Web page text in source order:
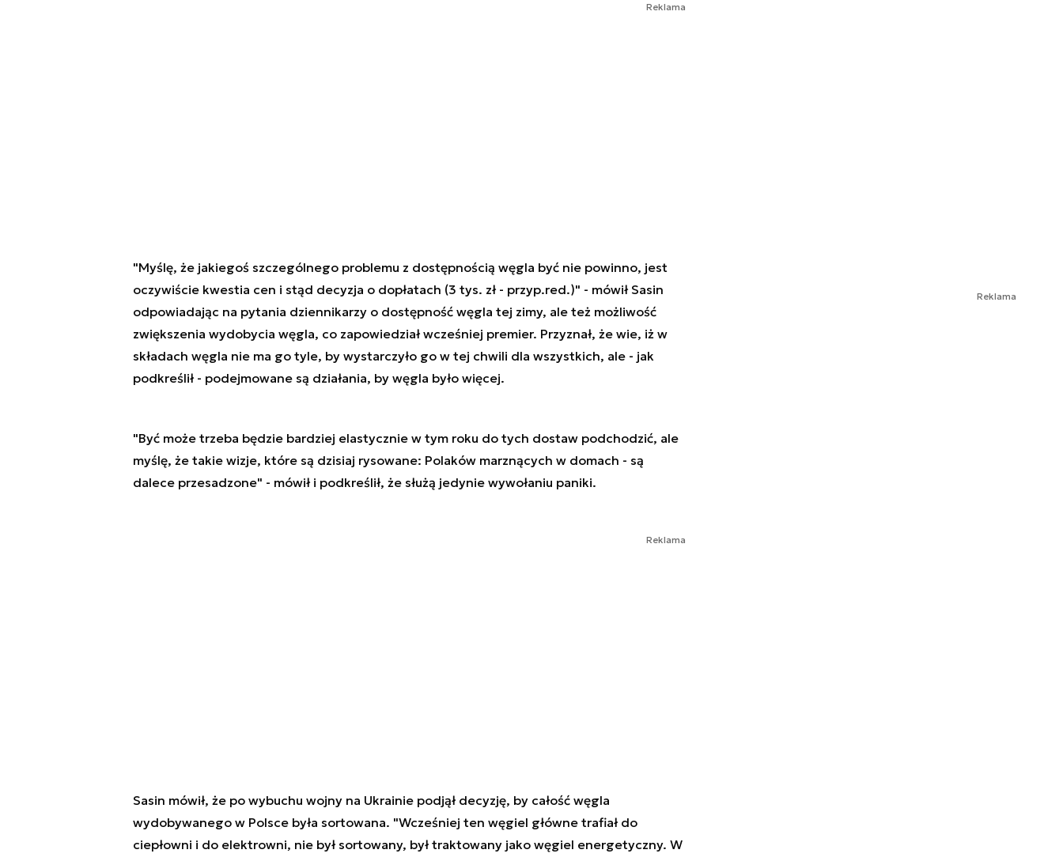
Reklama
"Myślę, że jakiegoś szczególnego problemu z dostępnością węgla być nie powinno, jest
oczywiście kwestia cen i stąd decyzja o dopłatach (3 tys. zł - przyp.red.)" - mówił Sasin
odpowiadając na pytania dziennikarzy o dostępność węgla tej zimy, ale też możliwość
zwiększenia wydobycia węgla, co zapowiedział wcześniej premier. Przyznał, że wie, iż w
składach węgla nie ma go tyle, by wystarczyło go w tej chwili dla wszystkich, ale - jak
podkreślił - podejmowane są działania, by węgla było więcej.
"Być może trzeba będzie bardziej elastycznie w tym roku do tych dostaw podchodzić, ale
myślę, że takie wizje, które są dzisiaj rysowane: Polaków marznących w domach - są
dalece przesadzone" - mówił i podkreślił, że służą jedynie wywołaniu paniki.
Reklama
Sasin mówił, że po wybuchu wojny na Ukrainie podjął decyzję, by całość węgla
wydobywanego w Polsce była sortowana. "Wcześniej ten węgiel główne trafiał do
ciepłowni i do elektrowni, nie był sortowany, był traktowany jako węgiel energetyczny. W
Reklama